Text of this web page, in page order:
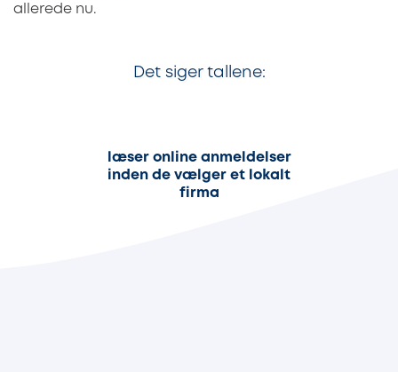
allerede nu.
Det siger tallene:
læser online anmeldelser
inden de vælger et lokalt
firma